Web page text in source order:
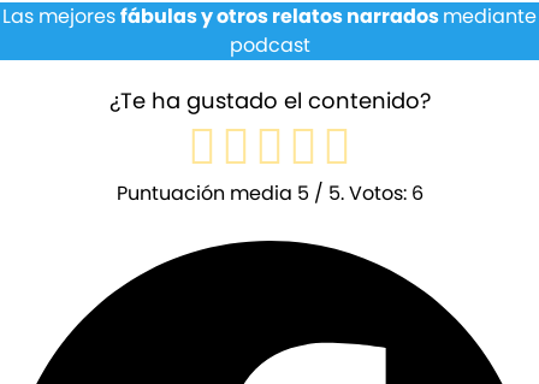
Las mejoresfábulas y otros relatos narradosmediante
podcast
¿Te ha gustado el contenido?
Puntuación media 5 / 5. Votos: 6